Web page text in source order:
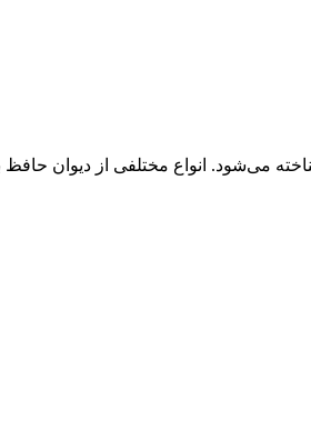
می‌شود. انواع مختلفی از دیوان